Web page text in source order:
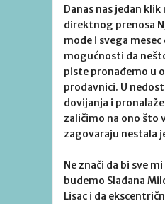
Danas nas jedan
direktnog prenosa
mode i svega mesec
mogućnosti da
piste pronađemo u
prodavnici. U
dovijanja i
zaličimo na ono što
zagovaraju nestala
Ne znači da bi sve
budemo Slađana
Lisac i da